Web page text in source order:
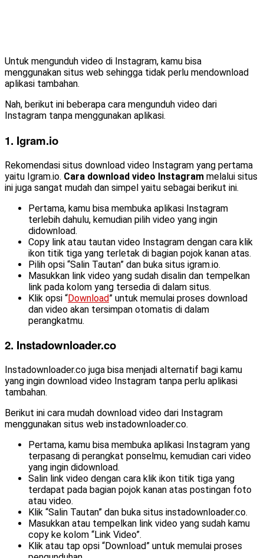
Untuk mengunduh video di Instagram, kamu bisa
menggunakan situs web sehingga tidak perlu mendownload
aplikasi tambahan.
Nah, berikut ini beberapa cara mengunduh video dari
Instagram tanpa menggunakan aplikasi.
1. Igram.io
Rekomendasi situs download video Instagram yang pertama
yaitu Igram.io. Cara download video Instagram melalui situs
ini juga sangat mudah dan simpel yaitu sebagai berikut ini.
Pertama, kamu bisa membuka aplikasi Instagram
terlebih dahulu, kemudian pilih video yang ingin
didownload.
Copy link atau tautan video Instagram dengan cara klik
ikon titik tiga yang terletak di bagian pojok kanan atas.
Pilih opsi “Salin Tautan” dan buka situs igram.io.
Masukkan link video yang sudah disalin dan tempelkan
link pada kolom yang tersedia di dalam situs.
Klik opsi “Download” untuk memulai proses download
dan video akan tersimpan otomatis di dalam
perangkatmu.
2. Instadownloader.co
Instadownloader.co juga bisa menjadi alternatif bagi kamu
yang ingin download video Instagram tanpa perlu aplikasi
tambahan.
Berikut ini cara mudah download video dari Instagram
menggunakan situs web instadownloader.co.
Pertama, kamu bisa membuka aplikasi Instagram yang
terpasang di perangkat ponselmu, kemudian cari video
yang ingin didownload.
Salin link video dengan cara klik ikon titik tiga yang
terdapat pada bagian pojok kanan atas postingan foto
atau video.
Klik “Salin Tautan” dan buka situs instadownloader.co.
Masukkan atau tempelkan link video yang sudah kamu
copy ke kolom “Link Video”.
Klik atau tap opsi “Download” untuk memulai proses